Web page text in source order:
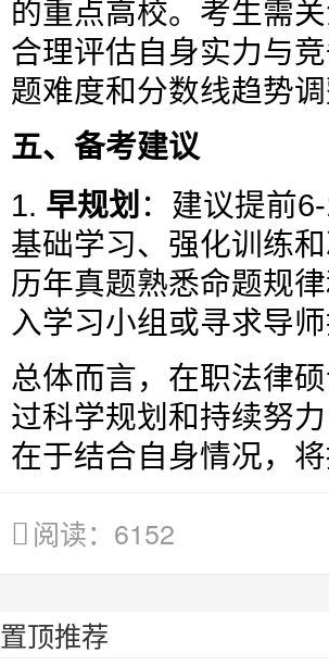
的重点高校。考生需
合理评估自身实力与
题难度和分数线趋势
五、备考建议
1. 早规划 ：建议提前
基础学习、强化训练
历年真题熟悉命题规
入学习小组或寻求导
总体而言，在职法律
过科学规划和持续努
在于结合自身情况，
阅读：6152
置顶推荐